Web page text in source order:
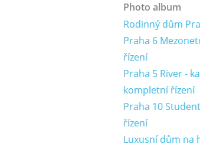
Photo album
Rodinný dům
Praha 6
řízení
Praha 5 River -
kompletní řízení
Praha 10
řízení
Luxusní dům na